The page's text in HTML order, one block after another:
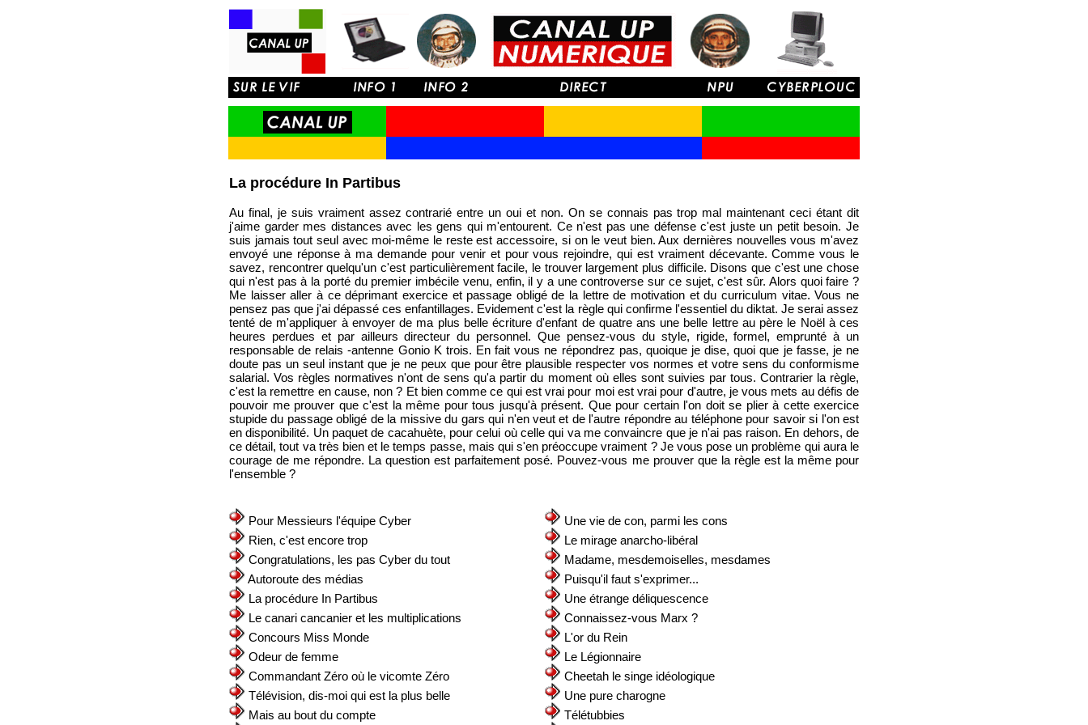
La procédure In Partibus
Au final, je suis vraiment assez contrarié entre un oui et non. On se connais pas trop mal maintenant ceci étant dit
j'aime garder mes distances avec les gens qui m'entourent. Ce n'est pas une défense c'est juste un petit besoin. Je
suis jamais tout seul avec moi-même le reste est accessoire, si on le veut bien. Aux dernières nouvelles vous m'avez
envoyé une réponse à ma demande pour venir et pour vous rejoindre, qui est vraiment décevante. Comme vous le
savez, rencontrer quelqu'un c'est particulièrement facile, le trouver largement plus difficile. Disons que c'est une chose
qui n'est pas à la porté du premier imbécile venu, enfin, il y a une controverse sur ce sujet, c'est sûr. Alors quoi faire ?
Me laisser aller à ce déprimant exercice et passage obligé de la lettre de motivation et du curriculum vitae. Vous ne
pensez pas que j'ai dépassé ces enfantillages. Evidement c'est la règle qui confirme l'essentiel du diktat. Je serai assez
tenté de m'appliquer à envoyer de ma plus belle écriture d'enfant de quatre ans une belle lettre au père le Noël à ces
heures perdues et par ailleurs directeur du personnel. Que pensez-vous du style, rigide, formel, emprunté à un
responsable de relais -antenne Gonio K trois. En fait vous ne répondrez pas, quoique je dise, quoi que je fasse, je ne
doute pas un seul instant que je ne peux que pour être plausible respecter vos normes et votre sens du conformisme
salarial. Vos règles normatives n'ont de sens qu'a partir du moment où elles sont suivies par tous. Contrarier la règle,
c'est la remettre en cause, non ? Et bien comme ce qui est vrai pour moi est vrai pour d'autre, je vous mets au défis de
pouvoir me prouver que c'est la même pour tous jusqu'à présent. Que pour certain l'on doit se plier à cette exercice
stupide du passage obligé de la missive du gars qui n'en veut et de l'autre répondre au téléphone pour savoir si l'on est
en disponibilité. Un paquet de cacahuète, pour celui où celle qui va me convaincre que je n'ai pas raison. En dehors, de
ce détail, tout va très bien et le temps passe, mais qui s'en préoccupe vraiment ? Je vous pose un problème qui aura le
courage de me répondre. La question est parfaitement posé. Pouvez-vous me prouver que la règle est la même pour
l'ensemble ?
Pour Messieurs l'équipe Cyber
Rien, c'est encore trop
Congratulations, les pas Cyber du tout
Autoroute des médias
La procédure In Partibus
Le canari cancanier et les multiplications
Concours Miss Monde
Odeur de femme
Commandant Zéro où le vicomte Zéro
Télévision, dis-moi qui est la plus belle
Mais au bout du compte
Une vie de con, parmi les cons
Le mirage anarcho-libéral
Madame, mesdemoiselles, mesdames
Puisqu'il faut s'exprimer...
Une étrange déliquescence
Connaissez-vous Marx ?
L'or du Rein
Le Légionnaire
Cheetah le singe idéologique
Une pure charogne
Télétubbies